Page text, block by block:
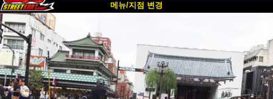
메뉴/지점 변경
소개 가격
접근성 고객 리뷰 자주 묻는 질문
회사 정보 예약